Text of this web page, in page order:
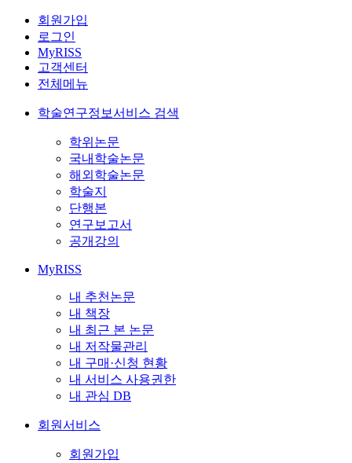
회원가입
로그인
MyRISS
고객센터
전체메뉴
학술연구정보서비스 검색
학위논문
국내학술논문
해외학술논문
학술지
단행본
연구보고서
공개강의
MyRISS
내 추천논문
내 책장
내 최근 본 논문
내 저작물관리
내 구매·신청 현황
내 서비스 사용권한
내 관심 DB
회원서비스
회원가입